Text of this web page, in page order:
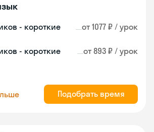
- короткие
от 1077 ₽ / урок
- короткие
от 893 ₽ / урок
Подобрать время